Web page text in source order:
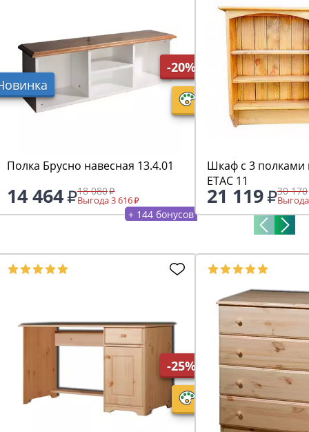
-20%
Полка Брусно навесная 13.4.01
14 464 18 080
Выгода 3 616
+ 144 бонусов
Шкаф с 3 полками
ETAC 11
21 119 30 170
-25%